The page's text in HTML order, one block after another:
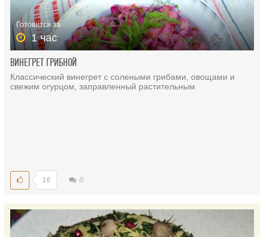
Готовится за
1 час
ВИНЕГРЕТ ГРИБНОЙ
Классический винегрет с солеными грибами, овощами и
свежим огурцом, заправленный растительным
16 0